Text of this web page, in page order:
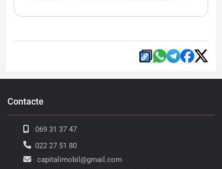
Contacte
069 31 37 47
022 27 51 80
capitalimobil@gmail.com